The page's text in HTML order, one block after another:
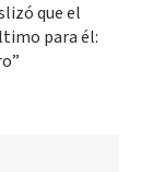
que el
para él: